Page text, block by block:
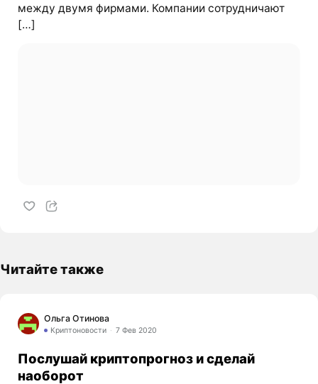
между двумя фирмами. Компании сотрудничают
[…]
Читайте также
Ольга Отинова
Криптоновости 7 Фев 2020
Послушай криптопрогноз и сделай
наоборот